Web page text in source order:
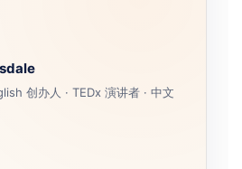
创办人 · TEDx 演讲者 · 中文